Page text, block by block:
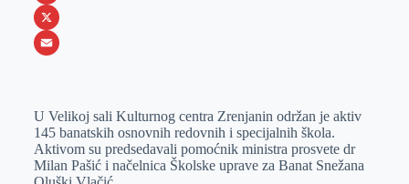
b
o
s
e
e
r
n
k
I
n
i
b
W
h
s
A
p
X
a
i
l
U Velikoj sali Kulturnog centra Zrenjanin održan je aktiv
145 banatskih osnovnih redovnih i specijalnih škola.
Aktivom su predsedavali pomoćnik ministra prosvete dr
Milan Pašić i načelnica Školske uprave za Banat Snežana